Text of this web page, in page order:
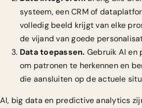
systeem, een CRM of
volledig beeld krijgt van elke
de vijand van goede
Data toepassen. Gebruik AI
om patronen te herkennen en
die aansluiten op de actuele
AI, big data en predictive analytics